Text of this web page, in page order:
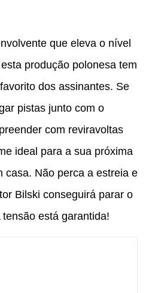
que eleva o nível
produção polonesa tem
dos assinantes. Se
pistas junto com o
com reviravoltas
ideal para a sua próxima
casa. Não perca a estreia e
Bilski conseguirá parar o
está garantida!